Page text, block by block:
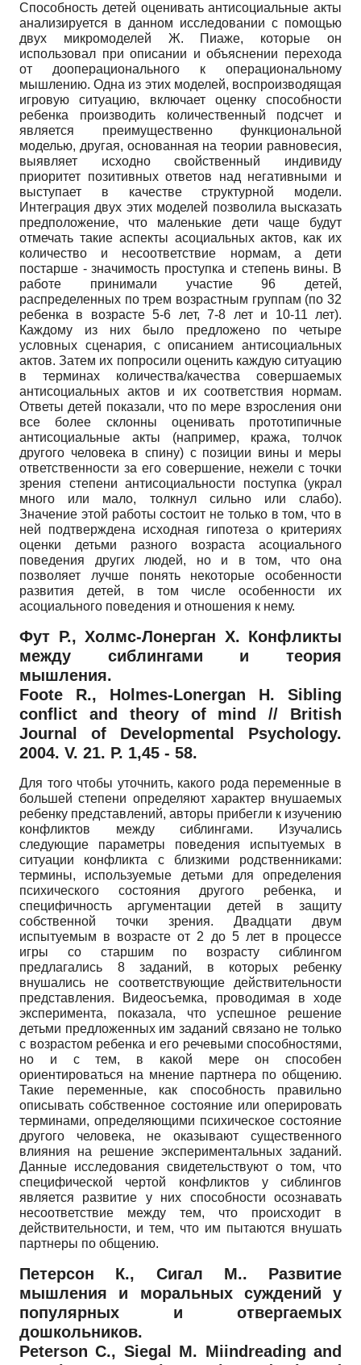
Способность детей оценивать антисоциальные акты
анализируется в данном исследовании с помощью
двух микромоделей Ж. Пиаже, которые он
использовал при описании и объяснении перехода
от дооперационального к операциональному
мышлению. Одна из этих моделей, воспроизводящая
игровую ситуацию, включает оценку способности
ребенка производить количественный подсчет и
является преимущественно функциональной
моделью, другая, основанная на теории равновесия,
выявляет исходно свойственный индивиду
приоритет позитивных ответов над негативными и
выступает в качестве структурной модели.
Интеграция двух этих моделей позволила высказать
предположение, что маленькие дети чаще будут
отмечать такие аспекты асоциальных актов, как их
количество и несоответствие нормам, а дети
постарше - значимость проступка и степень вины. В
работе принимали участие 96 детей,
распределенных по трем возрастным группам (по 32
ребенка в возрасте 5-6 лет, 7-8 лет и 10-11 лет).
Каждому из них было предложено по четыре
условных сценария, с описанием антисоциальных
актов. Затем их попросили оценить каждую ситуацию
в терминах количества/качества совершаемых
антисоциальных актов и их соответствия нормам.
Ответы детей показали, что по мере взросления они
все более склонны оценивать прототипичные
антисоциальные акты (например, кража, толчок
другого человека в спину) с позиции вины и меры
ответственности за его совершение, нежели с точки
зрения степени антисоциальности поступка (украл
много или мало, толкнул сильно или слабо).
Значение этой работы состоит не только в том, что в
ней подтверждена исходная гипотеза о критериях
оценки детьми разного возраста асоциального
поведения других людей, но и в том, что она
позволяет лучше понять некоторые особенности
развития детей, в том числе особенности их
асоциального поведения и отношения к нему.
Фут Р., Холмс-Лонерган Х. Конфликты
между сиблингами и теория
мышления.
Foote R., Holmes-Lonergan H. Sibling
сonflict and theory of mind // British
Journal of Developmental Psychology.
2004. V. 21. P. 1,45 - 58.
Для того чтобы уточнить, какого рода переменные в
большей степени определяют характер внушаемых
ребенку представлений, авторы прибегли к изучению
конфликтов между сиблингами. Изучались
следующие параметры поведения испытуемых в
ситуации конфликта с близкими родственниками:
термины, используемые детьми для определения
психического состояния другого ребенка, и
специфичность аргументации детей в защиту
собственной точки зрения. Двадцати двум
испытуемым в возрасте от 2 до 5 лет в процессе
игры со старшим по возрасту сиблингом
предлагались 8 заданий, в которых ребенку
внушались не соответствующие действительности
представления. Видеосъемка, проводимая в ходе
эксперимента, показала, что успешное решение
детьми предложенных им заданий связано не только
с возрастом ребенка и его речевыми способностями,
но и с тем, в какой мере он способен
ориентироваться на мнение партнера по общению.
Такие переменные, как способность правильно
описывать собственное состояние или оперировать
терминами, определяющими психическое состояние
другого человека, не оказывают существенного
влияния на решение экспериментальных заданий.
Данные исследования свидетельствуют о том, что
специфической чертой конфликтов у сиблингов
является развитие у них способности осознавать
несоответствие между тем, что происходит в
действительности, и тем, что им пытаются внушать
партнеры по общению.
Петерсон К., Сигал М.. Развитие
мышления и моральных суждений у
популярных и отвергаемых
дошкольников.
Peterson C., Siegal M. Miindreading and